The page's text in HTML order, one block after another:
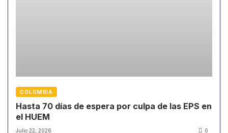
COLOMBIA
Hasta 70 días de espera por culpa de las EPS en
el HUEM
Julio 22, 2026 0